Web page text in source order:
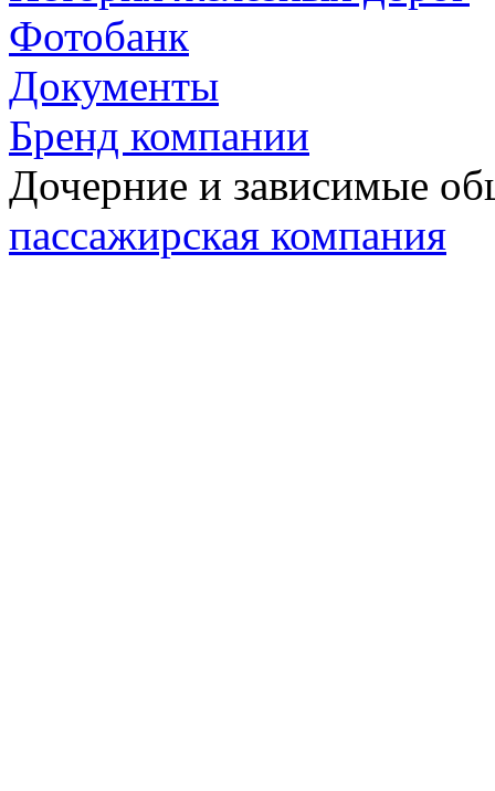
Фотобанк
Документы
Бренд компании
Дочерние и зависимые
пассажирская компания